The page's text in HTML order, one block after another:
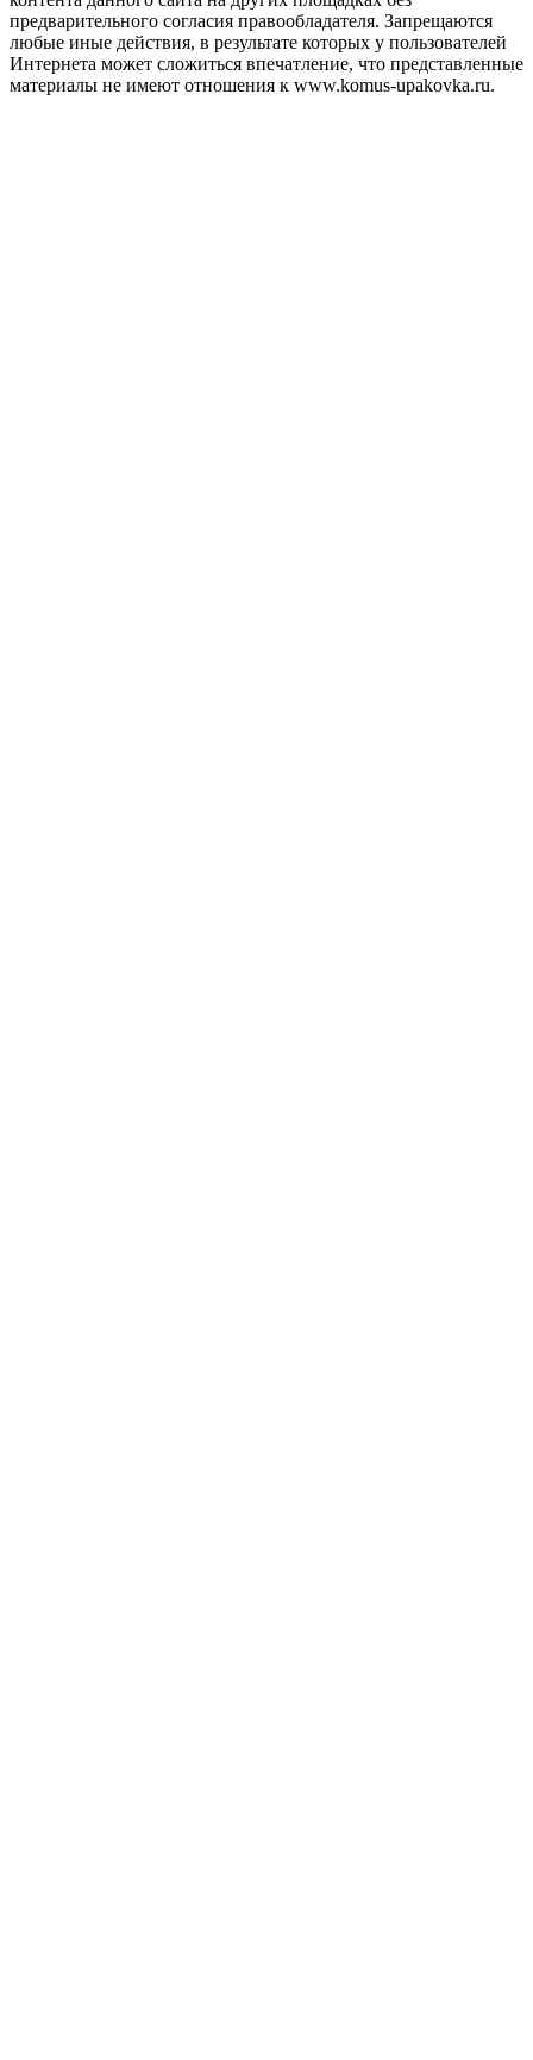
предварительного согласия правообладателя. Запрещаются
любые иные действия, в результате которых у пользователей
Интернета может сложиться впечатление, что представленные
материалы не имеют отношения к www.komus-upakovka.ru.